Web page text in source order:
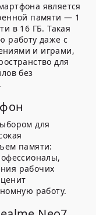
является
памяти — 1
в 16 ГБ. Такая
работу даже с
и играми,
для
без
для
памяти:
рабочих
работу.